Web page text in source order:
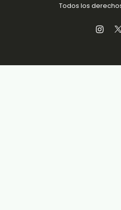
Todos los